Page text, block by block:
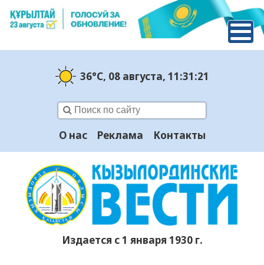
36°C, 08 августа, 11:31:22
О нас Реклама Контакты
Издается с 1 января 1930 г.